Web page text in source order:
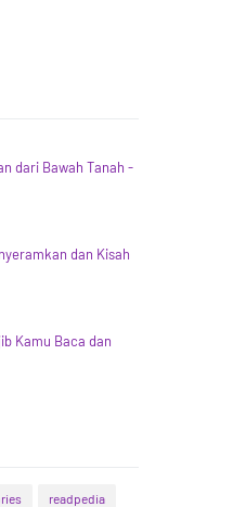
dari Bawah Tanah -
dan Kisah
Kamu Baca dan
readpedia